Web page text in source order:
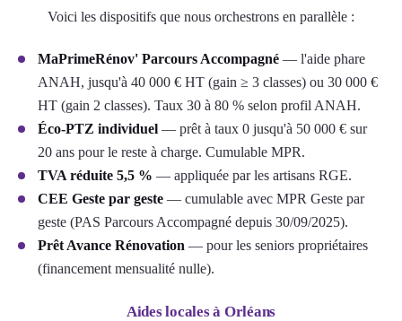
Voici les dispositifs que nous orchestrons en parallèle :
MaPrimeRénov' Parcours Accompagné — l'aide phare
ANAH, jusqu'à 40 000 € HT (gain ≥ 3 classes) ou 30 000 €
HT (gain 2 classes). Taux 30 à 80 % selon profil ANAH.
Éco-PTZ individuel — prêt à taux 0 jusqu'à 50 000 € sur
20 ans pour le reste à charge. Cumulable MPR.
TVA réduite 5,5 % — appliquée par les artisans RGE.
CEE Geste par geste — cumulable avec MPR Geste par
geste (PAS Parcours Accompagné depuis 30/09/2025).
Prêt Avance Rénovation — pour les seniors propriétaires
(financement mensualité nulle).
Aides locales à Orléans